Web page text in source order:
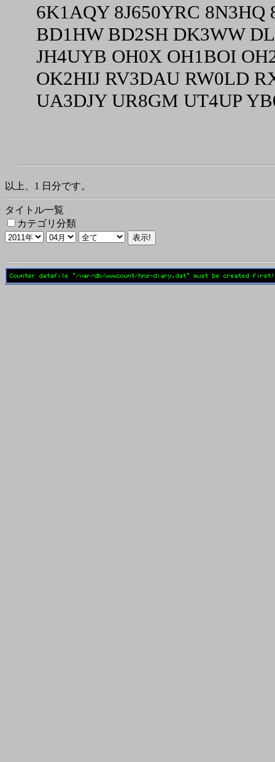
6K1AQY 8J650YRC
BD1HW BD2SH DK3WW
JH4UYB OH0X OH1BOI
OK2HIJ RV3DAU RW0LD
UA3DJY UR8GM UT4UP
以上、1 日分です。
タイトル一覧
カテゴリ分類